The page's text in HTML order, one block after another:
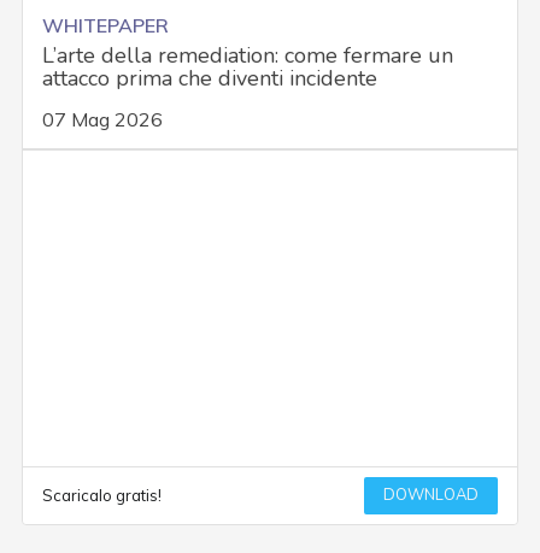
WHITEPAPER
L’arte della remediation: come fermare un
attacco prima che diventi incidente
07 Mag 2026
Scaricalo gratis! DOWNLOAD